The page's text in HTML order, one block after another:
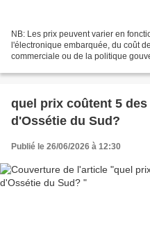
NB: Les prix peuvent varier en
l'électronique embarquée, du coût
commerciale ou de la politique
quel prix coûtent 5
d'Ossétie du Sud?
Publié le 26/06/2026 à 12:30